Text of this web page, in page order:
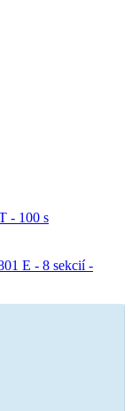
- 100 s
E - 8 sekcií -